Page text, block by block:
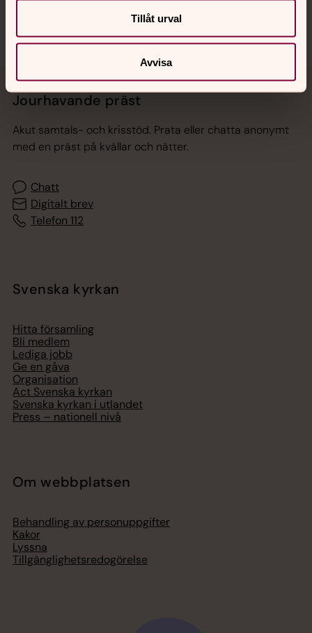
Tillåt urval
Avvisa
Jourhavande präst
Akut samtals- och krisstöd. Prata eller chatta anonymt
med en präst på kvällar och nätter.
Chatt
Digitalt brev
Telefon 112
Svenska kyrkan
Hitta församling
Bli medlem
Lediga jobb
Ge en gåva
Organisation
Act Svenska kyrkan
Svenska kyrkan i utlandet
Press – nationell nivå
Om webbplatsen
Behandling av personuppgifter
Kakor
Lyssna
Tillgänglighetsredogörelse